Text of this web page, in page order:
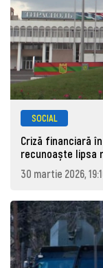
SOCIAL
Criză financiară
recunoaște lipsa
30 martie 2026,